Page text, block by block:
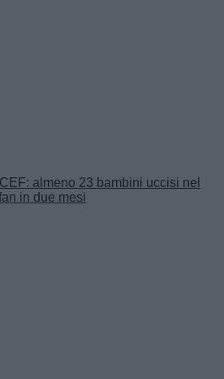
almeno 23 bambini uccisi nel
in due mesi